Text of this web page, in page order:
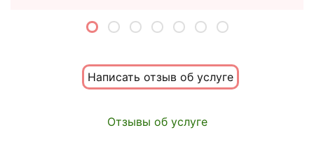
Написать отзыв об услуге
Отзывы об услуге